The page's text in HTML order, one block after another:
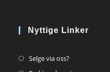
Nyttige Linker
Selge via oss?Opens
in